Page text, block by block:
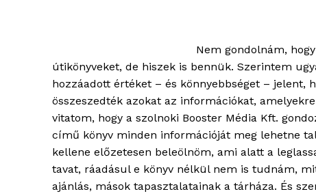
Nem gondolnám,
útikönyveket, de hiszek is bennük. Szerintem
hozzáadott értéket – és könnyebbséget – jelent,
összeszedték azokat az információkat,
vitatom, hogy a szolnoki Booster Média Kft.
című könyv minden információját meg lehetne
kellene előzetesen beleölnöm, ami alatt a
tavat, ráadásul e könyv nélkül nem is tudnám,
ajánlás, mások tapasztalatainak a tárháza. És